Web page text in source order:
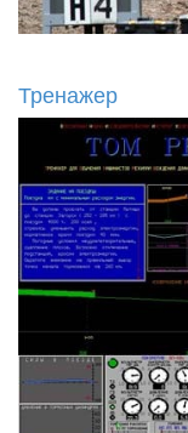
Тренажер